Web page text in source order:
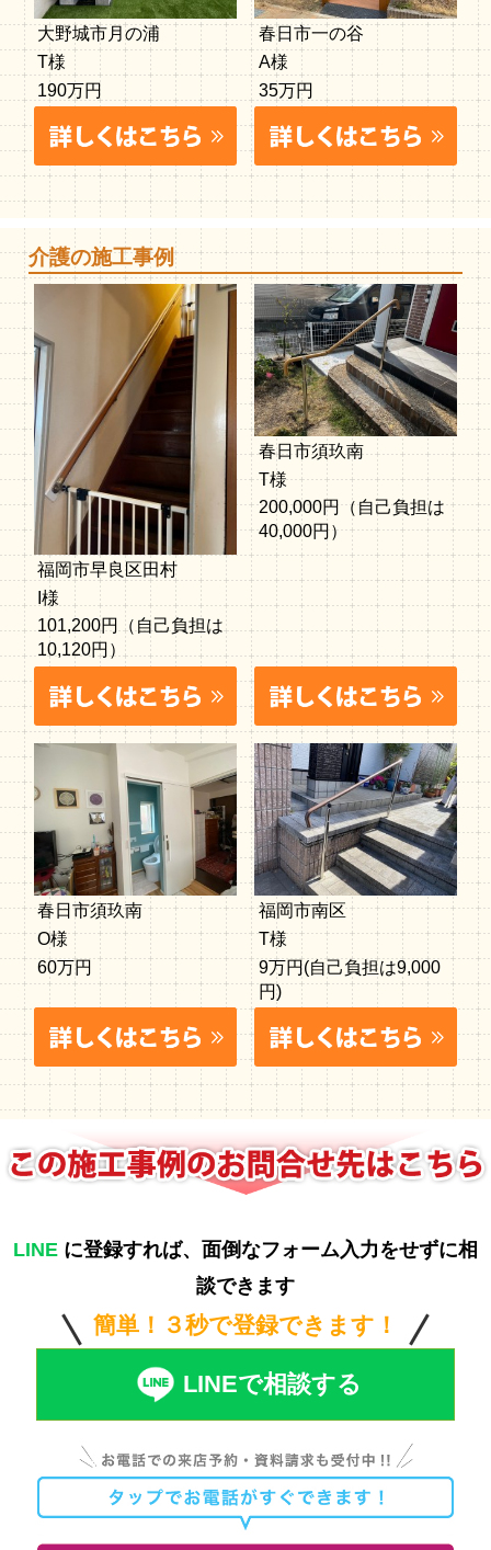
大野城市月の浦
T様
190万円
春日市一の谷
A様
35万円
介護の施工事例
福岡市早良区田村
I様
101,200円（自己負担は
10,120円）
春日市須玖南
T様
200,000円（自己負担は
40,000円）
春日市須玖南
O様
60万円
福岡市南区
T様
9万円(自己負担は9,000
円)
LINEに登録すれば、面倒なフォーム入力をせずに相
談できます
簡単！３秒で登録できます！
LINEで相談する